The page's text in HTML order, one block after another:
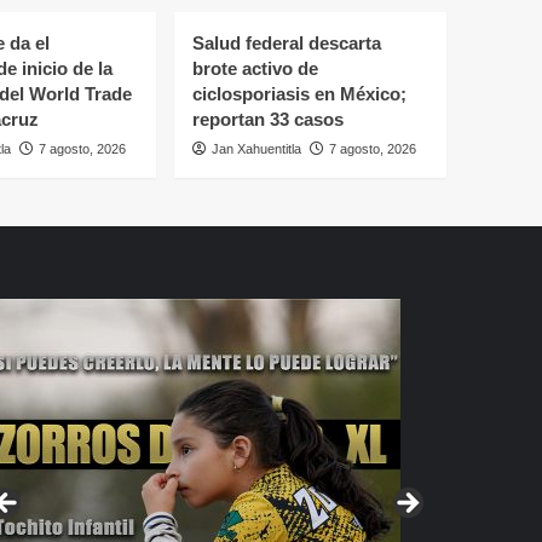
da el
inicio de la
World Trade
7 agosto, 2026
Salud federal descarta
brote activo de
ciclosporiasis en México;
reportan 33 casos
Jan Xahuentitla 7 agosto, 2026